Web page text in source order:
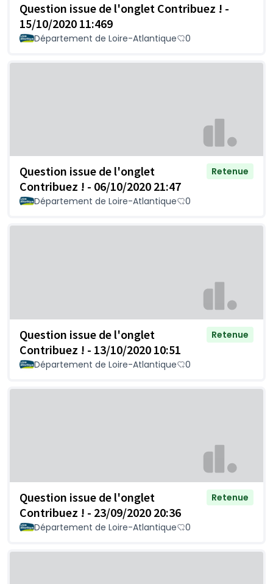
Question issue de l'onglet Contribuez ! -
15/10/2020 11:469
Département de Loire-Atlantique 0
Question issue de l'onglet
Contribuez ! - 06/10/2020 21:47
Retenue
Département de Loire-Atlantique 0
Question issue de l'onglet
Contribuez ! - 13/10/2020 10:51
Retenue
Département de Loire-Atlantique 0
Question issue de l'onglet
Contribuez ! - 23/09/2020 20:36
Retenue
Département de Loire-Atlantique 0